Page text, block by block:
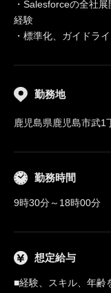
・Salesforceの全社
経験
・標準化、ガイドラ
勤務地
鹿児島県鹿児島市武
勤務時間
9時30分～18時00分
想定給与
■経験、スキル、年齢